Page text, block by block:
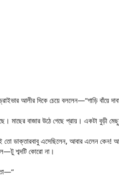
ড্রাইভার আলীর দিকে চেয়ে বললেন—“গাড়ি
মাছের বাজার উঠে গেছে প্রায়। একটা বুড়ী
এসেছিলেন, আবার এলেন কেন! আলি
শব্দটি কোরো না।